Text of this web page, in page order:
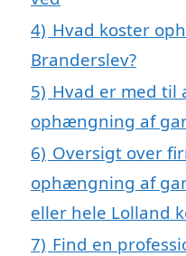
4) Hvad koster
Branderslev?
5) Hvad er med til
ophængning af
6) Oversigt over
ophængning af
eller hele Lolland
7) Find en